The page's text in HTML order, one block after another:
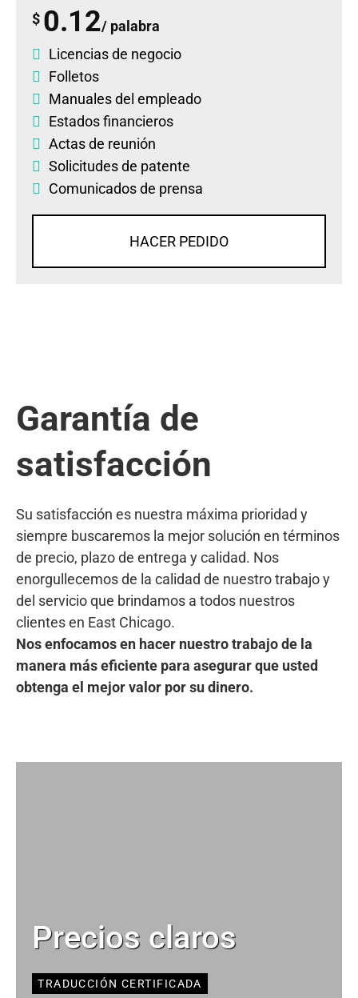
$ 0.12/ palabra
Licencias de negocio
Folletos
Manuales del empleado
Estados financieros
Actas de reunión
Solicitudes de patente
Comunicados de prensa
HACER PEDIDO
Garantía de
satisfacción
Su satisfacción es nuestra máxima prioridad y
siempre buscaremos la mejor solución en términos
de precio, plazo de entrega y calidad. Nos
enorgullecemos de la calidad de nuestro trabajo y
del servicio que brindamos a todos nuestros
clientes en East Chicago.
Nos enfocamos en hacer nuestro trabajo de la
manera más eficiente para asegurar que usted
obtenga el mejor valor por su dinero.
Precios claros
TRADUCCIÓN CERTIFICADA